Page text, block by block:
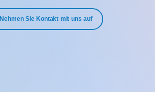
Nehmen Sie Kontakt mit uns auf